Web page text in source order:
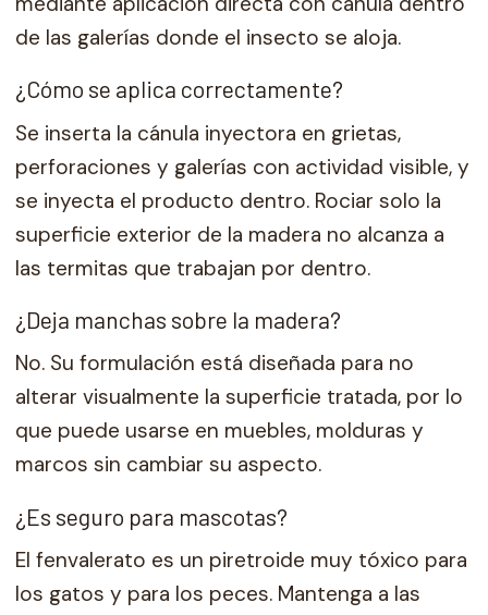
de las galerías donde el insecto se aloja.
¿Cómo se aplica correctamente?
Se inserta la cánula inyectora en grietas,
perforaciones y galerías con actividad visible, y
se inyecta el producto dentro. Rociar solo la
superficie exterior de la madera no alcanza a
las termitas que trabajan por dentro.
¿Deja manchas sobre la madera?
No. Su formulación está diseñada para no
alterar visualmente la superficie tratada, por lo
que puede usarse en muebles, molduras y
marcos sin cambiar su aspecto.
¿Es seguro para mascotas?
El fenvalerato es un piretroide muy tóxico para
los gatos y para los peces. Mantenga a las